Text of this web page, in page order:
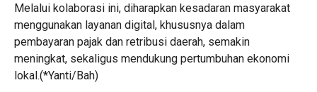
Melalui kolaborasi ini, diharapkan kesadaran masyarakat
menggunakan layanan digital, khususnya dalam
pembayaran pajak dan retribusi daerah, semakin
meningkat, sekaligus mendukung pertumbuhan ekonomi
lokal.(*Yanti/Bah)